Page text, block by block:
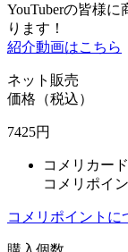
YouTuberの皆様
ります！
紹介動画はこちら
ネット販売
価格（税込）
7425円
コメリカー
コメリポイ
コメリポイントに